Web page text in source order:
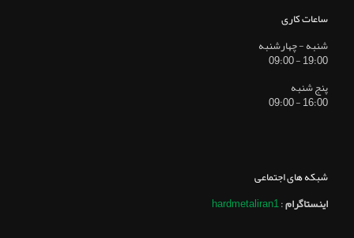
ساعات کاری
شنبه - چهارشنبه
19:00 - 09:00
پنج شنبه
16:00 - 09:00
شبکه های اجتماعی
اینستاگرام:
hardmetaliran1